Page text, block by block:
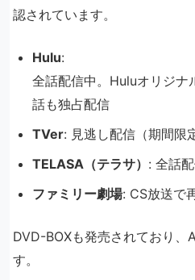
認されています。
Hulu:
全話配信中。Huluオリジナ
話も独占配信
TVer: 見逃し配信（期間限
TELASA（テラサ） : 全話
ファミリー劇場: CS放送で
DVD-BOXも発売されており
す。